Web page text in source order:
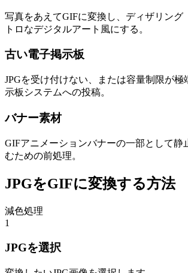
写真をあえてGIFに変換し、ディザリング
トロなデジタルアート風にする。
古い電子掲示板
JPGを受け付けない、または容量制限が極
示板システムへの投稿。
バナー素材
GIFアニメーションバナーの一部として静
むための前処理。
JPGをGIFに変換する方法
減色処理
1
JPGを選択